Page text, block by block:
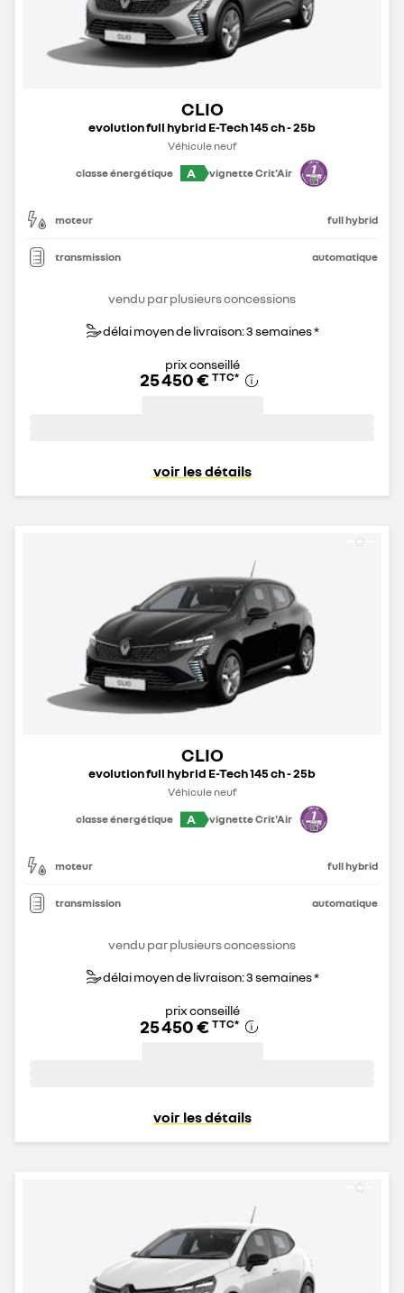
CLIO
evolution full hybrid E-Tech 145 ch - 25b
Véhicule neuf
classe énergétique
A vignette Crit'Air
moteur full hybrid
transmission automatique
vendu par plusieurs concessions
délai moyen de livraison: 3 semaines *
prix conseillé
25 450 € TTC*
voir les détails
CLIO
evolution full hybrid E-Tech 145 ch - 25b
Véhicule neuf
classe énergétique
A vignette Crit'Air
moteur full hybrid
transmission automatique
vendu par plusieurs concessions
délai moyen de livraison: 3 semaines *
prix conseillé
25 450 € TTC*
voir les détails